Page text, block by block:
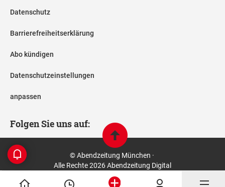
Datenschutz
Barrierefreiheitserklärung
Abo kündigen
Datenschutzeinstellungen
anpassen
Folgen Sie uns auf:
© Abendzeitung München ·
Alle Rechte 2026 Abendzeitung Digital